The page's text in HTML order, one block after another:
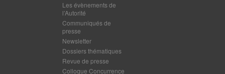
Les évènements de
l’Autorité
Communiqués de
presse
Newsletter
Dossiers thématiques
Revue de presse
Colloque Concurrence